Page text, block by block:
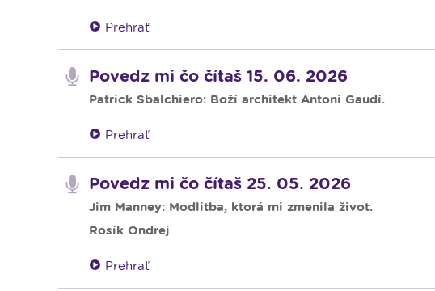
Prehrať
Povedz mi čo čítaš 15. 06. 2026
Patrick Sbalchiero: Boží architekt Antoni Gaudí.
Prehrať
Povedz mi čo čítaš 25. 05. 2026
Jim Manney: Modlitba, ktorá mi zmenila život.
Rosík Ondrej
Prehrať